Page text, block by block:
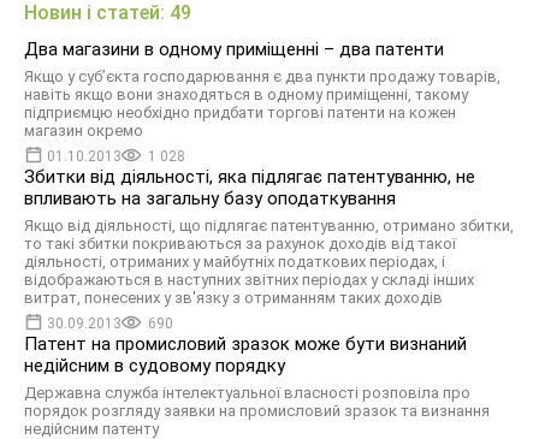
Новин і статей: 49
Два магазини в одному приміщенні – два патенти
Якщо у суб’єкта господарювання є два пункти продажу товарів,
навіть якщо вони знаходяться в одному приміщенні, такому
підприємцю необхідно придбати торгові патенти на кожен
магазин окремо
01.10.2013 1 028
Збитки від діяльності, яка підлягає патентуванню, не
впливають на загальну базу оподаткування
Якщо від діяльності, що підлягає патентуванню, отримано збитки,
то такі збитки покриваються за рахунок доходів від такої
діяльності, отриманих у майбутніх податкових періодах, і
відображаються в наступних звітних періодах у складі інших
витрат, понесених у зв'язку з отриманням таких доходів
30.09.2013 690
Патент на промисловий зразок може бути визнаний
недійсним в судовому порядку
Державна служба інтелектуальної власності розповіла про
порядок розгляду заявки на промисловий зразок та визнання
недійсним патенту